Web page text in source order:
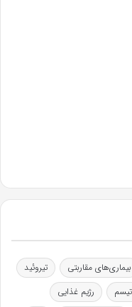
بیماری‌های مقاربتی
تیروئید
رژیم غذایی